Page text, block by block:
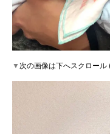
▼次の画像は下へスクロール